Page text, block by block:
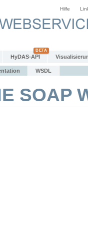
Hilfe
HyDAS-API
WSDL
SOAP